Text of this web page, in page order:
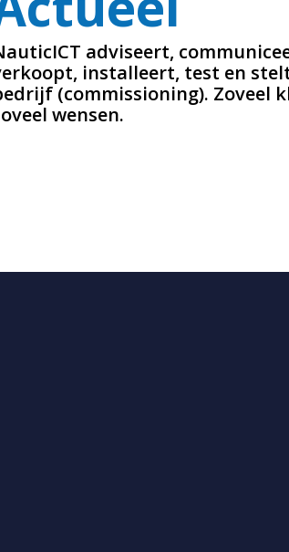
adviseert,
installeert, test en
(commissioning). Zoveel
wensen.